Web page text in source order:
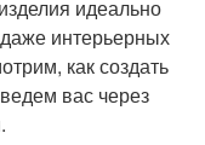
идеально
интерьерных
как создать
вас через